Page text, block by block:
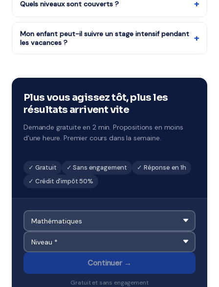
domicile grâce au crédit d'impôt services à la personne
crédit d'impôt est disponible dès le premier cours.
Quels niveaux sont couverts ? +
Tous les niveaux : CP au CM2, 6ème à 3ème, Seconde à
Terminale, études supérieures et adultes.
Mon enfant peut-il suivre un stage intensif pendant
les vacances ?
+
ciblé. À Compiègne et environs.
Plus vous agissez tôt, plus les
résultats arrivent vite
Demande gratuite en 2 min. Propositions en moins
d'une heure. Premier cours dans la semaine.
✓ Gratuit ✓ Sans engagement
✓ Réponse en 1h
✓ Crédit d'impôt 50%
Continuer →
Gratuit et sans engagement